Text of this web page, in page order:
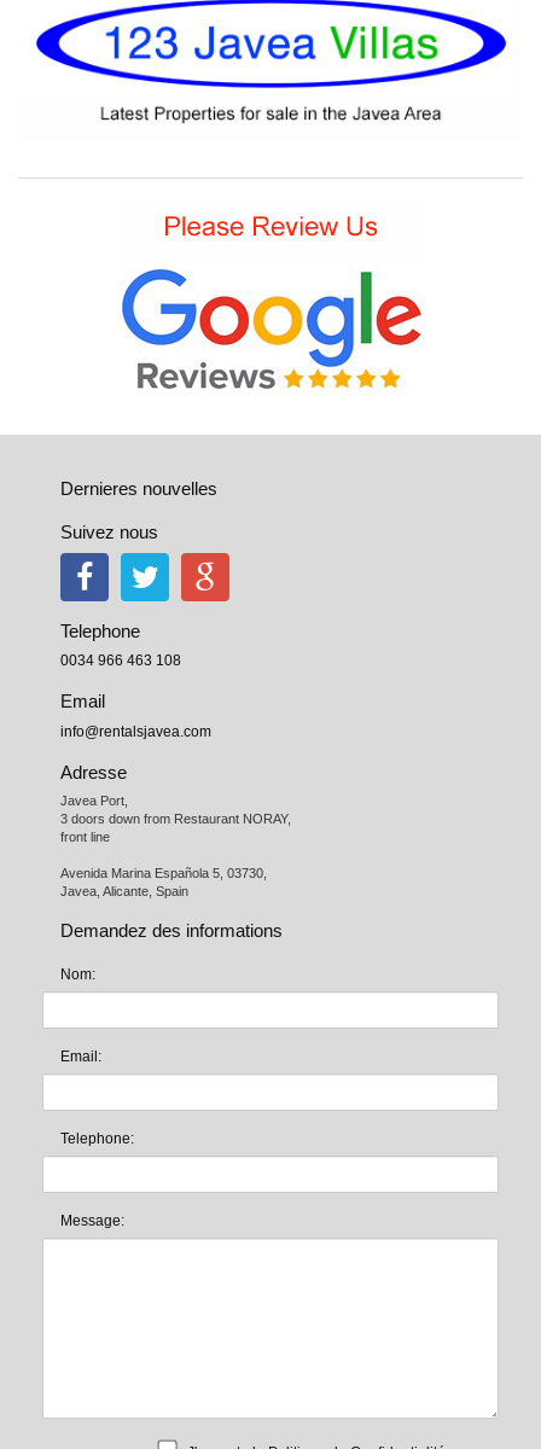
Dernieres nouvelles
Suivez nous
Telephone
0034 966 463 108
Email
info@rentalsjavea.com
Adresse
Javea Port,
3 doors down from Restaurant NORAY,
front line
Avenida Marina Española 5, 03730,
Javea, Alicante, Spain
Demandez des informations
Nom:
Email:
Telephone:
Message: